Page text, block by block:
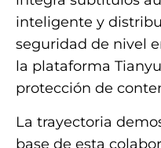
inteligente y
seguridad de nivel
la plataforma
protección de
La trayectoria
base de esta